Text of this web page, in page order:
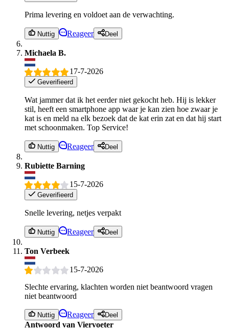
Prima levering en voldoet aan de verwachting.
Nuttig Reageer Deel
Michaela B.
17-7-2026
Geverifieerd
Wat jammer dat ik het eerder niet gekocht heb. Hij is lekker
stil, heeft een smartphone app waar je kan zien hoe zwaar je
kat is en meld na elk bezoek dat de kat erin zat en dat hij start
met schoonmaken. Top Service!
Nuttig Reageer Deel
Rubiette Barning
15-7-2026
Geverifieerd
Snelle levering, netjes verpakt
Nuttig Reageer Deel
Ton Verbeek
15-7-2026
Slechte ervaring, klachten worden niet beantwoord vragen
niet beantwoord
Nuttig Reageer Deel
Antwoord van Viervoeter